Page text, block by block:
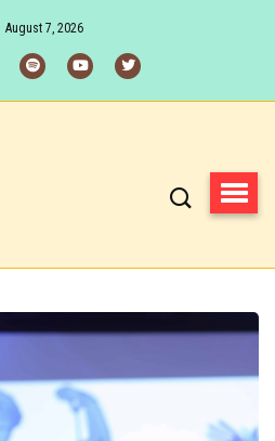
August 7, 2026